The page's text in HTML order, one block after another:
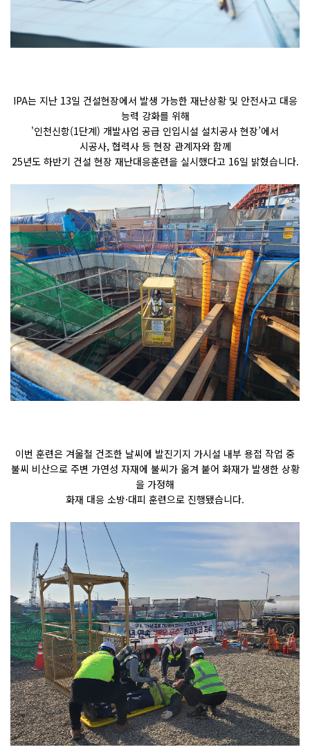
IPA는 지난 13일 건설현장에서 발생 가능한 재난상황 및 안전사고 대응
능력 강화를 위해
'인천신항(1단계) 개발사업 공급 인입시설 설치공사 현장’에서
시공사, 협력사 등 현장 관계자와 함께
25년도 하반기 건설 현장 재난대응훈련을 실시했다고 16일 밝혔습니다.
이번 훈련은 겨울철 건조한 날씨에 발진기지 가시설 내부 용접 작업 중
불씨 비산으로 주변 가연성 자재에 불씨가 옮겨 붙어 화재가 발생한 상황
을 가정해
화재 대응 소방·대피 훈련으로 진행됐습니다.